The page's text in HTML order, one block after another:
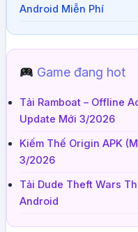
Android Miễn Phí
Game đang hot
Tải Ramboat – Offline
Update Mới 3/2026
Kiếm Thế Origin APK
3/2026
Tải Dude Theft Wars
Android